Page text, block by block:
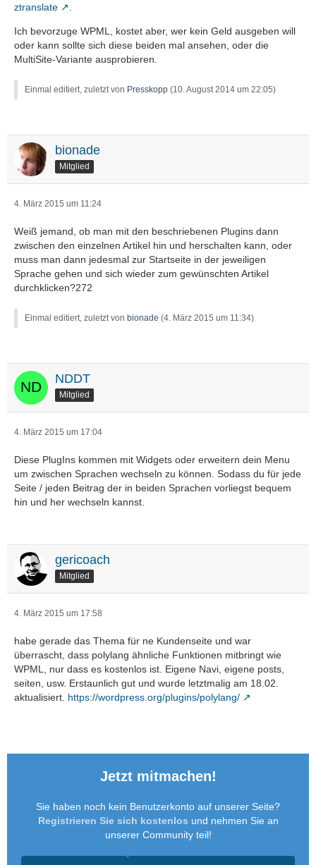
ztranslate
.
Ich bevorzuge WPML, kostet aber, wer kein Geld ausgeben will
oder kann sollte sich diese beiden mal ansehen, oder die
MultiSite-Variante ausprobieren.
Einmal editiert, zuletzt von Presskopp (10. August 2014 um 22:05)
bionade
Mitglied
4. März 2015 um 11:24
Weiß jemand, ob man mit den beschriebenen Plugins dann
zwischen den einzelnen Artikel hin und herschalten kann, oder
muss man dann jedesmal zur Startseite in der jeweiligen
Sprache gehen und sich wieder zum gewünschten Artikel
durchklicken?272
Einmal editiert, zuletzt von bionade (4. März 2015 um 11:34)
NDDT
Mitglied
4. März 2015 um 17:04
Diese PlugIns kommen mit Widgets oder erweitern dein Menu
um zwischen Sprachen wechseln zu können. Sodass du für jede
Seite / jeden Beitrag der in beiden Sprachen vorliegst bequem
hin und her wechseln kannst.
gericoach
Mitglied
4. März 2015 um 17:58
habe gerade das Thema für ne Kundenseite und war
überrascht, dass polylang ähnliche Funktionen mitbringt wie
WPML, nur dass es kostenlos ist. Eigene Navi, eigene posts,
seiten, usw. Erstaunlich gut und wurde letztmalig am 18.02.
aktualisiert. https://wordpress.org/plugins/polylang/
Jetzt mitmachen!
Sie haben noch kein Benutzerkonto auf unserer Seite?
Registrieren Sie sich kostenlos und nehmen Sie an
unserer Community teil!